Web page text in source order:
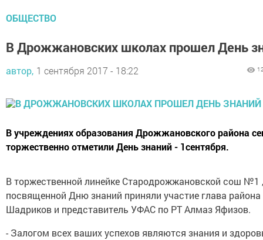
ОБЩЕСТВО
В Дрожжановских школах прошел День
автор, 1 сентября 2017 - 18:22
В учреждениях образования Дрожжановского района
торжественно отметили День знаний - 1сентября.
В торжественной линейке Стародрожжановской сош №1 ,
посвященной Дню знаний приняли участие глава
Шадриков и представитель УФАС по РТ Алмаз Яфизов.
- Залогом всех ваших успехов являются знания и